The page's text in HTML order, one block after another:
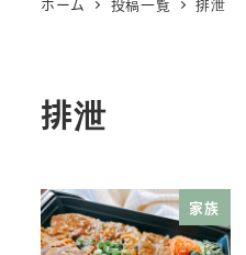
排泄
家族